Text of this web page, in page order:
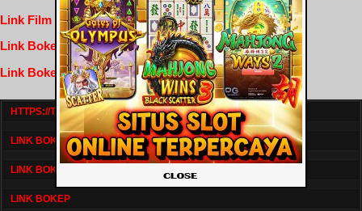
Link Film Dewasa
Link Bokep Indofilm
Link Bokep FilmNikmat
HTTPS://TV1.BOSKU21.CAM/
LINK BOKEP DRAMASERIAL
LINK BOKEP
LINK BOKEP